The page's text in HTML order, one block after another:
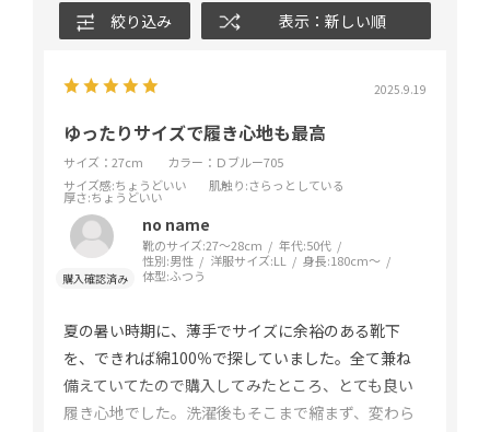
絞り込み 表示：新しい順
2025.9.19
ゆったりサイズで履き心地も最高
サイズ：27cm
カラー：Ｄブルー705
サイズ感:ちょうどいい 肌触り:さらっとしている
厚さ:ちょうどいい
no name
靴のサイズ:27～28cm 年代:50代
性別:男性 洋服サイズ:LL 身長:180cm～
体型:ふつう
夏の暑い時期に、薄手でサイズに余裕のある靴下
を、できれば綿100％で探していました。全て兼ね
備えていてたので購入してみたところ、とても良い
履き心地でした。洗濯後もそこまで縮まず、変わら